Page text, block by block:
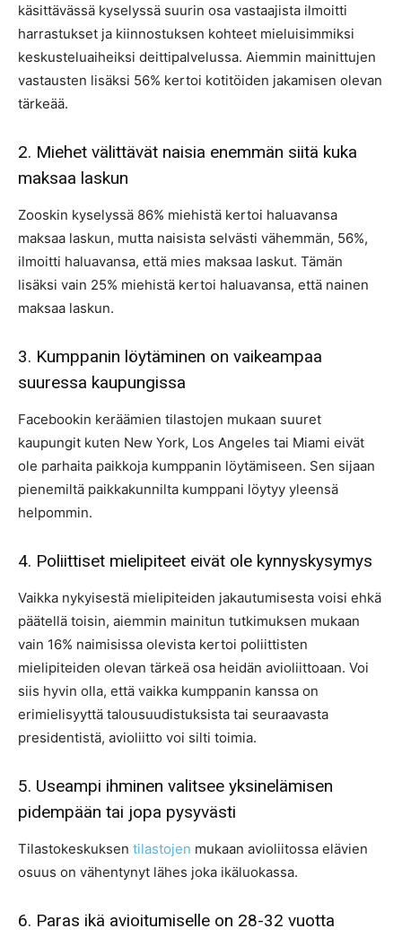
käsittävässä kyselyssä suurin osa vastaajista ilmoitti
harrastukset ja kiinnostuksen kohteet mieluisimmiksi
keskusteluaiheiksi deittipalvelussa. Aiemmin mainittujen
vastausten lisäksi 56% kertoi kotitöiden jakamisen olevan
tärkeää.
2. Miehet välittävät naisia enemmän siitä kuka
maksaa laskun
Zooskin kyselyssä 86% miehistä kertoi haluavansa
maksaa laskun, mutta naisista selvästi vähemmän, 56%,
ilmoitti haluavansa, että mies maksaa laskut. Tämän
lisäksi vain 25% miehistä kertoi haluavansa, että nainen
maksaa laskun.
3. Kumppanin löytäminen on vaikeampaa
suuressa kaupungissa
Facebookin keräämien tilastojen mukaan suuret
kaupungit kuten New York, Los Angeles tai Miami eivät
ole parhaita paikkoja kumppanin löytämiseen. Sen sijaan
pienemiltä paikkakunnilta kumppani löytyy yleensä
helpommin.
4. Poliittiset mielipiteet eivät ole kynnyskysymys
Vaikka nykyisestä mielipiteiden jakautumisesta voisi ehkä
päätellä toisin, aiemmin mainitun tutkimuksen mukaan
vain 16% naimisissa olevista kertoi poliittisten
mielipiteiden olevan tärkeä osa heidän avioliittoaan. Voi
siis hyvin olla, että vaikka kumppanin kanssa on
erimielisyyttä talousuudistuksista tai seuraavasta
presidentistä, avioliitto voi silti toimia.
5. Useampi ihminen valitsee yksinelämisen
pidempään tai jopa pysyvästi
Tilastokeskuksen tilastojen mukaan avioliitossa elävien
osuus on vähentynyt lähes joka ikäluokassa.
6. Paras ikä avioitumiselle on 28-32 vuotta